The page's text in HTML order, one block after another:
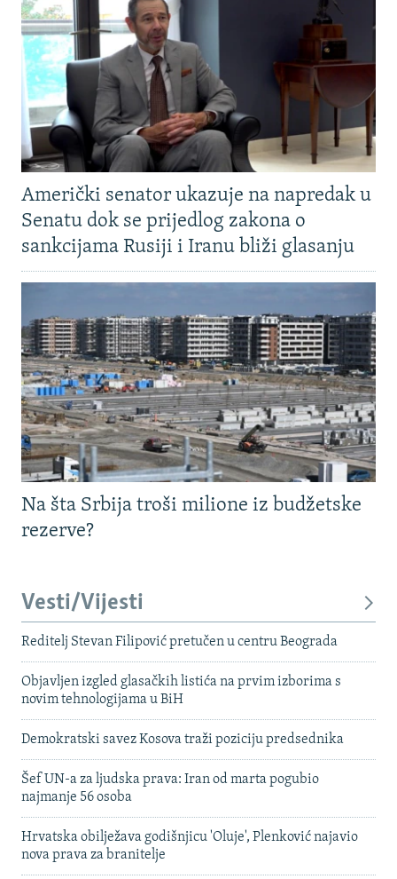
TRI DECENIJE OD RATA U BIH
SVE KARTE DEJTONA
NASTANAK I RASPAD JUGOSLAVIJE
Američki senator ukazuje na napredak u
Senatu dok se prijedlog zakona o
sankcijama Rusiji i Iranu bliži glasanju
Na šta Srbija troši milione iz budžetske
rezerve?
Vesti/Vijesti
Reditelj Stevan Filipović pretučen u centru Beograda
Objavljen izgled glasačkih listića na prvim izborima s
novim tehnologijama u BiH
Demokratski savez Kosova traži poziciju predsednika
Šef UN-a za ljudska prava: Iran od marta pogubio
najmanje 56 osoba
Hrvatska obilježava godišnjicu 'Oluje', Plenković najavio
nova prava za branitelje